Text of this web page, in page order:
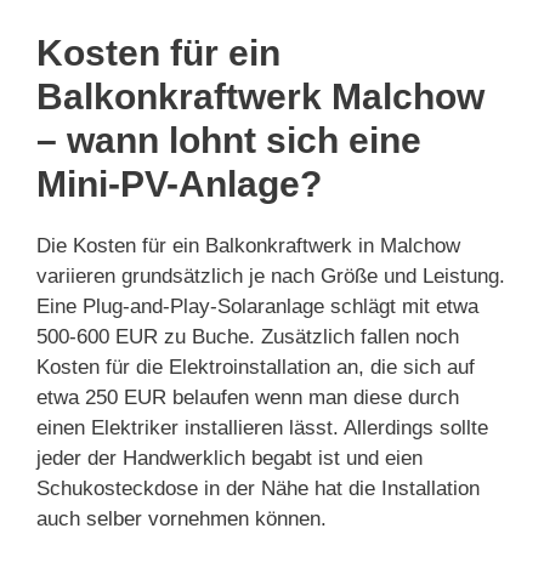
Kosten für ein
Balkonkraftwerk Malchow
– wann lohnt sich eine
Mini-PV-Anlage?
Die Kosten für ein Balkonkraftwerk in Malchow
variieren grundsätzlich je nach Größe und Leistung.
Eine Plug-and-Play-Solaranlage schlägt mit etwa
500-600 EUR zu Buche. Zusätzlich fallen noch
Kosten für die Elektroinstallation an, die sich auf
etwa 250 EUR belaufen wenn man diese durch
einen Elektriker installieren lässt. Allerdings sollte
jeder der Handwerklich begabt ist und eien
Schukosteckdose in der Nähe hat die Installation
auch selber vornehmen können.